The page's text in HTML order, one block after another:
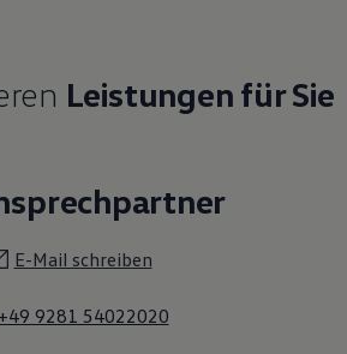
Leistungen für Sie
E-Mail schreiben
+49 9281 54022020